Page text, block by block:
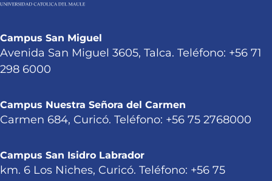
Campus San Miguel
Avenida San Miguel 3605, Talca. Teléfono: +56 71
298 6000
Campus Nuestra Señora del Carmen
Carmen 684, Curicó. Teléfono: +56 75 2768000
Campus San Isidro Labrador
km. 6 Los Niches, Curicó. Teléfono: +56 75